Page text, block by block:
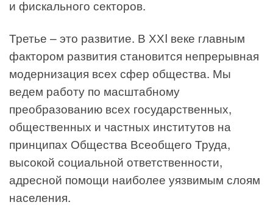
и фискального секторов.
Третье – это развитие. В ХХI веке главным
фактором развития становится непрерывная
модернизация всех сфер общества. Мы
ведем работу по масштабному
преобразованию всех государственных,
общественных и частных институтов на
принципах Общества Всеобщего Труда,
высокой социальной ответственности,
адресной помощи наиболее уязвимым слоям
населения.